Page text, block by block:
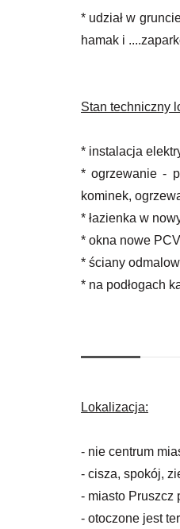
* udział w
hamak i
Stan techniczny
* instalacja
* ogrzewanie -
kominek,
* łazienka w
* okna nowe
* ściany
* na podłogach
Lokalizacja:
- nie centrum
- cisza, spokój,
- miasto Pruszcz
- otoczone jest